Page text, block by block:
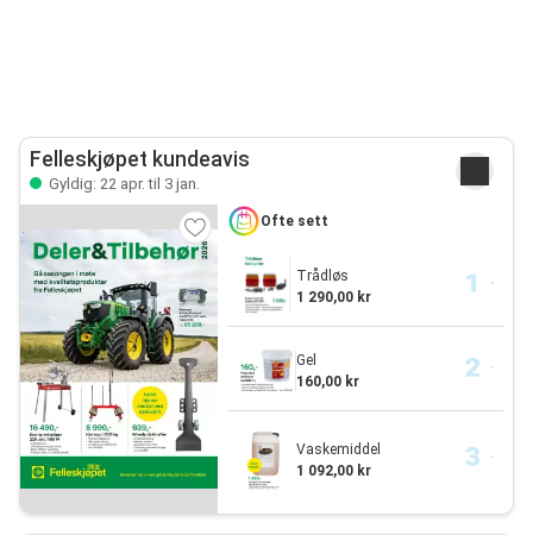
Felleskjøpet kundeavis
Gyldig: 22 apr. til 3 jan.
Ofte sett
Trådløs
1 290,00 kr
Gel
160,00 kr
Vaskemiddel
1 092,00 kr